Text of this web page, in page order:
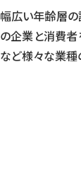
幅広い年齢層の
の企業と消費者
など様々な業種